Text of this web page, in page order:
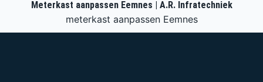
Meterkast aanpassen Eemnes | A.R. Infratechniek
meterkast aanpassen Eemnes